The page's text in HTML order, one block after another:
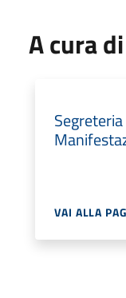
A cura di
VAI ALLA